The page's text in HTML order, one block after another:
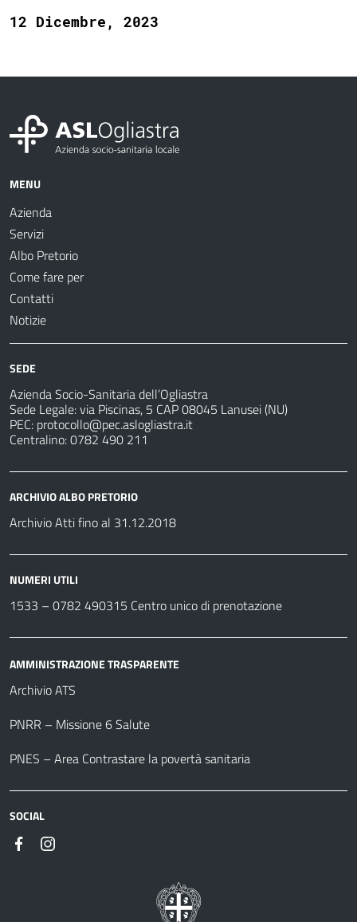
12 Dicembre, 2023
MENU
Azienda
Servizi
Albo Pretorio
Come fare per
Contatti
Notizie
SEDE
Azienda Socio-Sanitaria dell’Ogliastra
Sede Legale: via Piscinas, 5 CAP 08045 Lanusei (NU)
PEC: protocollo@pec.aslogliastra.it
Centralino: 0782 490 211
ARCHIVIO ALBO PRETORIO
Archivio Atti fino al 31.12.2018
NUMERI UTILI
1533 – 0782 490315 Centro unico di prenotazione
AMMINISTRAZIONE TRASPARENTE
Archivio ATS
PNRR – Missione 6 Salute
PNES – Area Contrastare la povertà sanitaria
SOCIAL